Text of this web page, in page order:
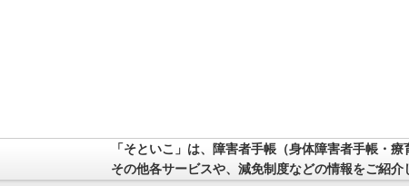
「そといこ」は、障害者手帳（身体障害者手帳・
その他各サービスや、減免制度などの情報をご紹介